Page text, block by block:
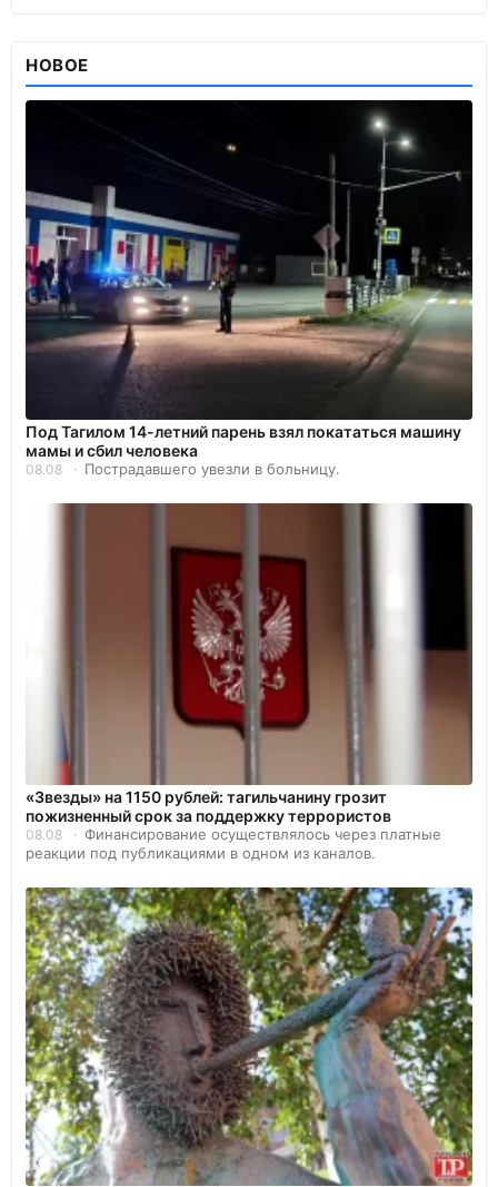
НОВОЕ
Под Тагилом 14-летний парень взял покататься машину
мамы и сбил человека
08.08 Пострадавшего увезли в больницу.
«Звезды» на 1150 рублей: тагильчанину грозит
пожизненный срок за поддержку террористов
08.08
Финансирование осуществлялось через платные
реакции под публикациями в одном из каналов.